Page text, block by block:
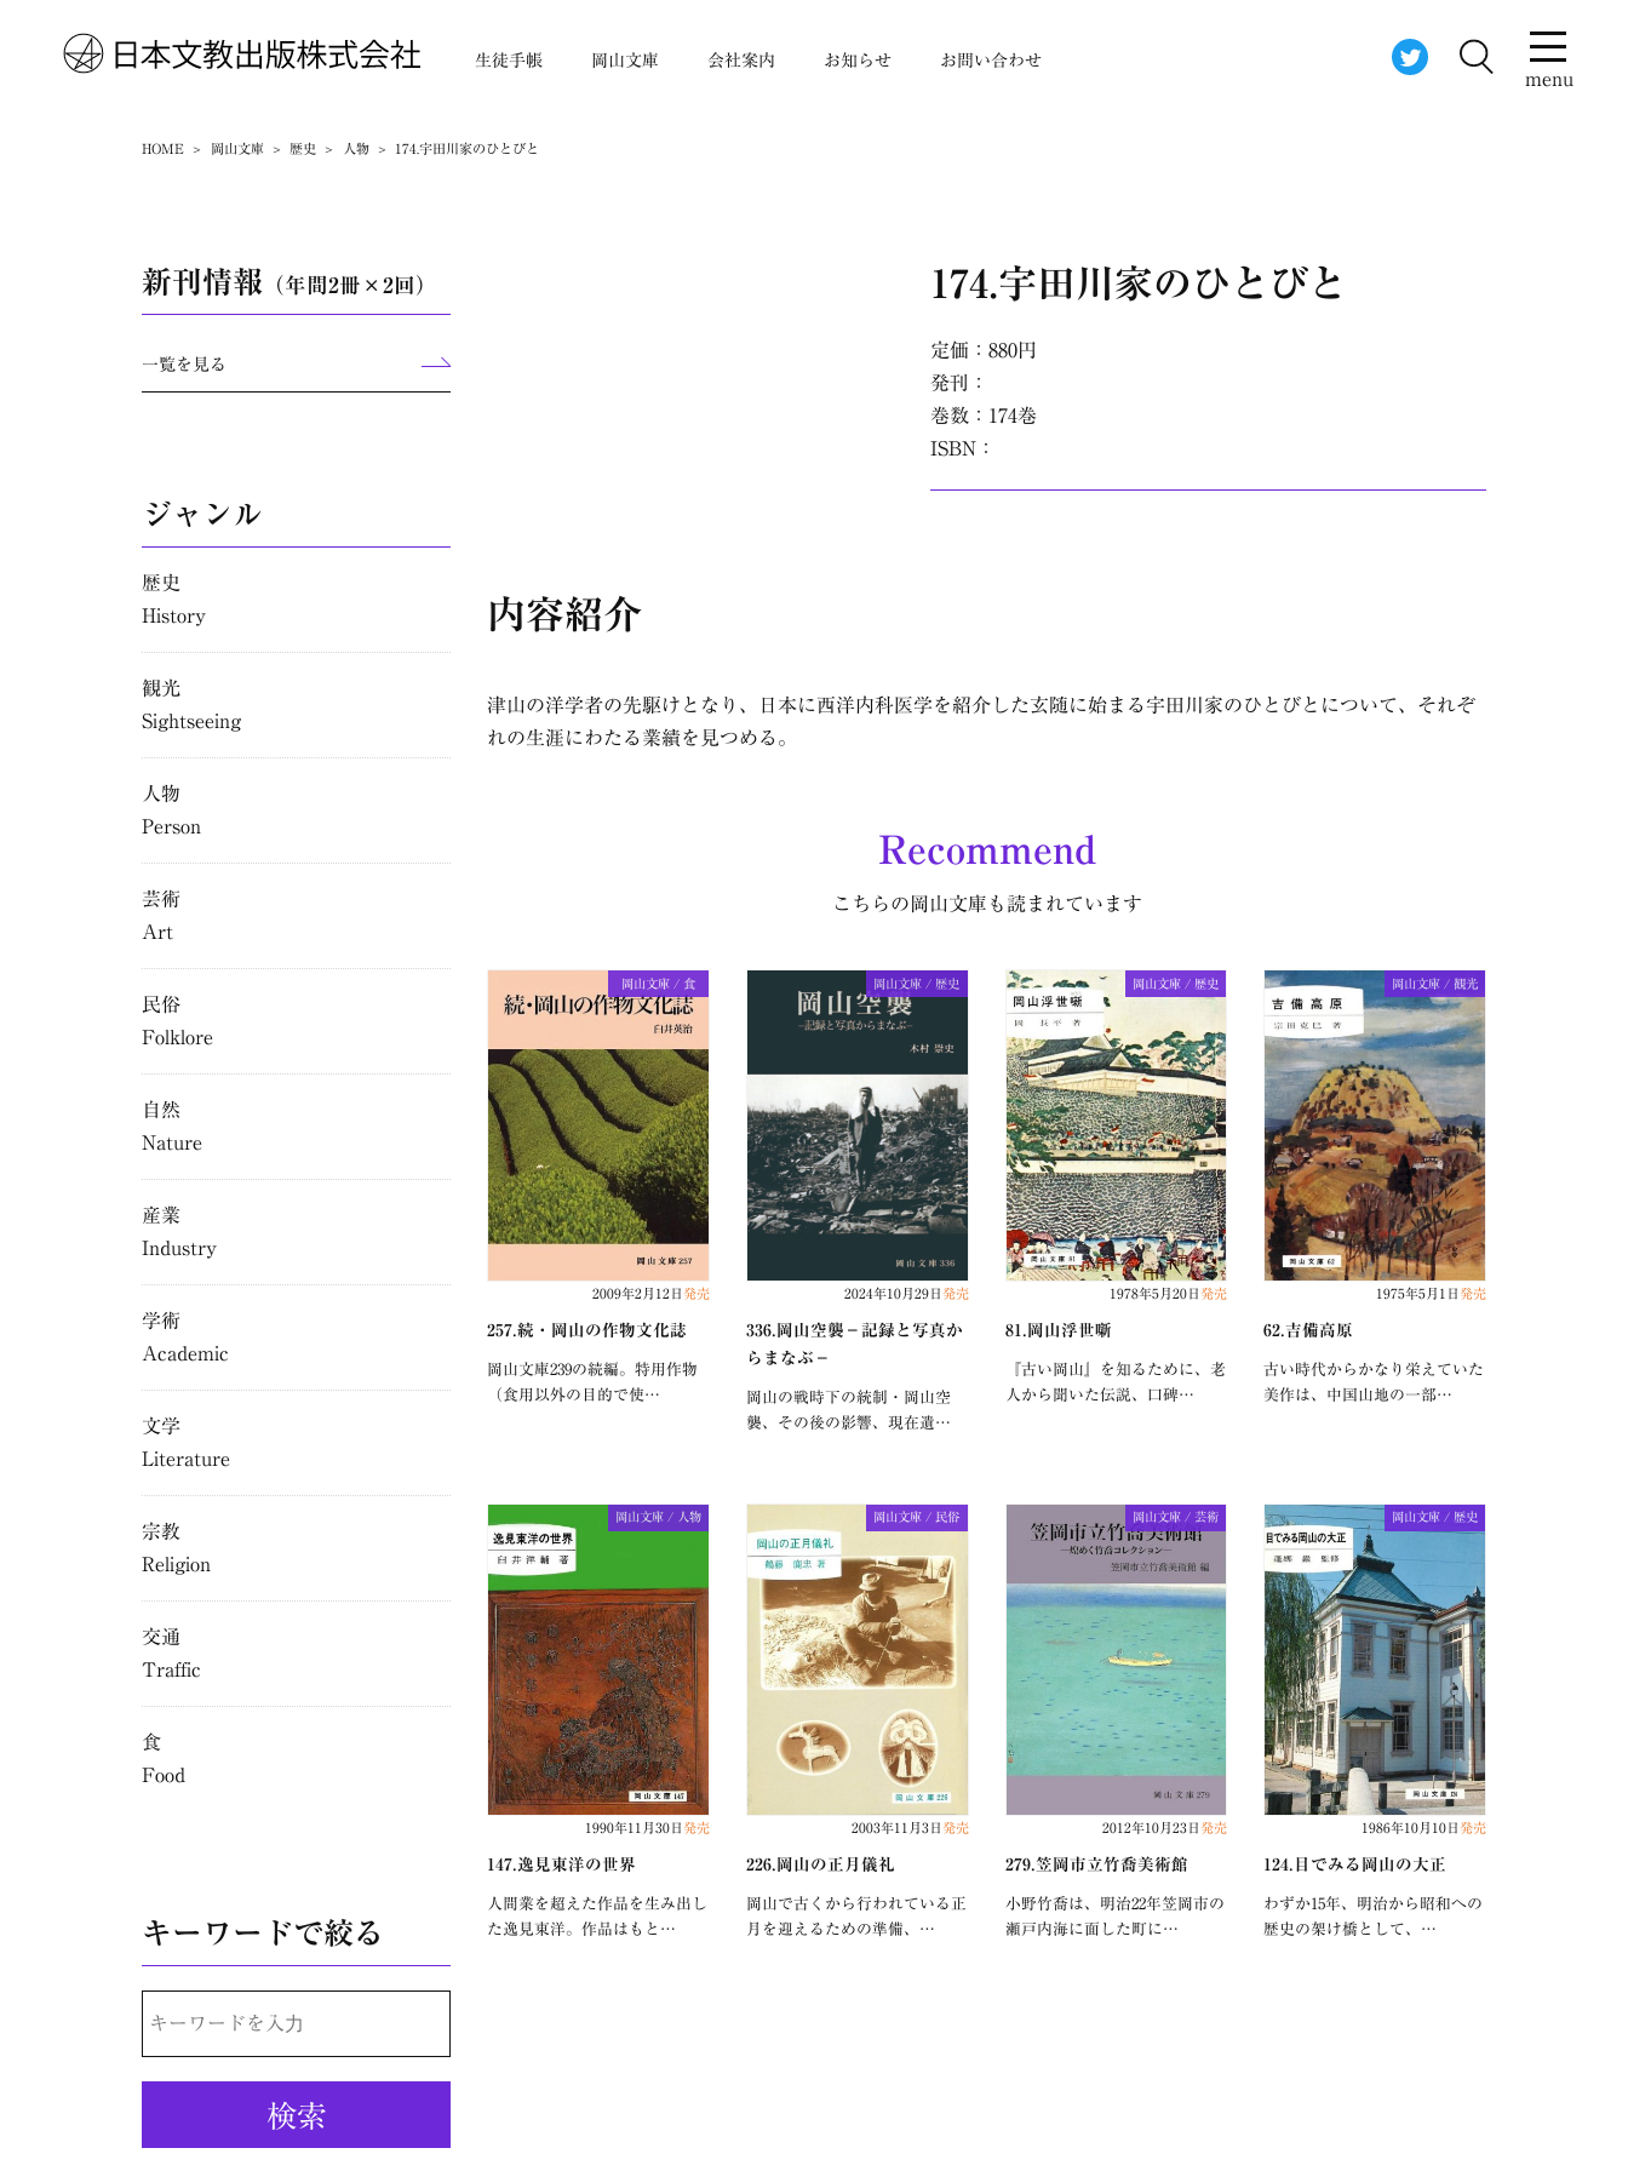
生徒手帳 岡山文庫 会社案内 お知らせ お問い合わせ
menu
HOME 岡山文庫 歴史 人物 174.宇田川家のひとびと
174.宇田川家のひとびと
定価：880円
発刊：
巻数：174巻
ISBN：
内容紹介
津山の洋学者の先駆けとなり、日本に西洋内科医学を紹介した玄随に始まる宇田川家のひとびとについて、それぞ
れの生涯にわたる業績を見つめる。
Recommend
こちらの岡山文庫も読まれています
岡山文庫 / 食
2009年2月12日 発売
257.続・岡山の作物文化誌
岡山文庫239の続編。特用作物
（食用以外の目的で使…
岡山文庫 / 歴史
2024年10月29日 発売
336.岡山空襲−記録と写真か
らまなぶ−
岡山の戦時下の統制・岡山空
襲、その後の影響、現在遺…
岡山文庫 / 歴史
1978年5月20日 発売
81.岡山浮世噺
『古い岡山』を知るために、老
人から聞いた伝説、口碑…
岡山文庫 / 観光
1975年5月1日 発売
62.吉備高原
古い時代からかなり栄えていた
美作は、中国山地の一部…
岡山文庫 / 人物
1990年11月30日 発売
147.逸見東洋の世界
人間業を超えた作品を生み出し
た逸見東洋。作品はもと…
岡山文庫 / 民俗
2003年11月3日 発売
226.岡山の正月儀礼
岡山で古くから行われている正
月を迎えるための準備、…
岡山文庫 / 芸術
2012年10月23日 発売
279.笠岡市立竹喬美術館
小野竹喬は、明治22年笠岡市の
瀬戸内海に面した町に…
岡山文庫 / 歴史
1986年10月10日 発売
124.目でみる岡山の大正
わずか15年、明治から昭和への
歴史の架け橋として、…
新刊情報 （年間2冊×2回）
一覧を見る
ジャンル
歴史
History
観光
Sightseeing
人物
Person
芸術
Art
民俗
Folklore
自然
Nature
産業
Industry
学術
Academic
文学
Literature
宗教
Religion
交通
Traffic
食
Food
キーワードで絞る